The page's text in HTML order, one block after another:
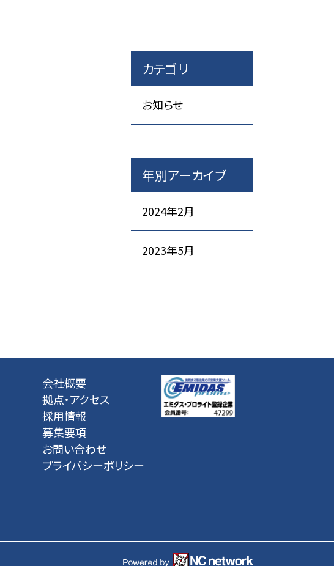
カテゴリ
お知らせ
年別アーカイブ
2024年2月
2023年5月
会社概要
拠点・アクセス
採用情報
募集要項
お問い合わせ
プライバシーポリシー